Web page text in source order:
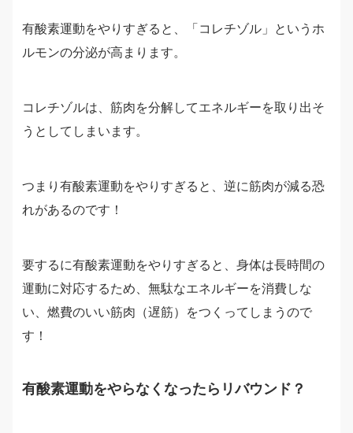
有酸素運動をやりすぎると、「コレチゾル」というホ
ルモンの分泌が高まります。
コレチゾルは、筋肉を分解してエネルギーを取り出そ
うとしてしまいます。
つまり有酸素運動をやりすぎると、逆に筋肉が減る恐
れがあるのです！
要するに有酸素運動をやりすぎると、身体は長時間の
運動に対応するため、無駄なエネルギーを消費しな
い、燃費のいい筋肉（遅筋）をつくってしまうので
す！
有酸素運動をやらなくなったらリバウンド？